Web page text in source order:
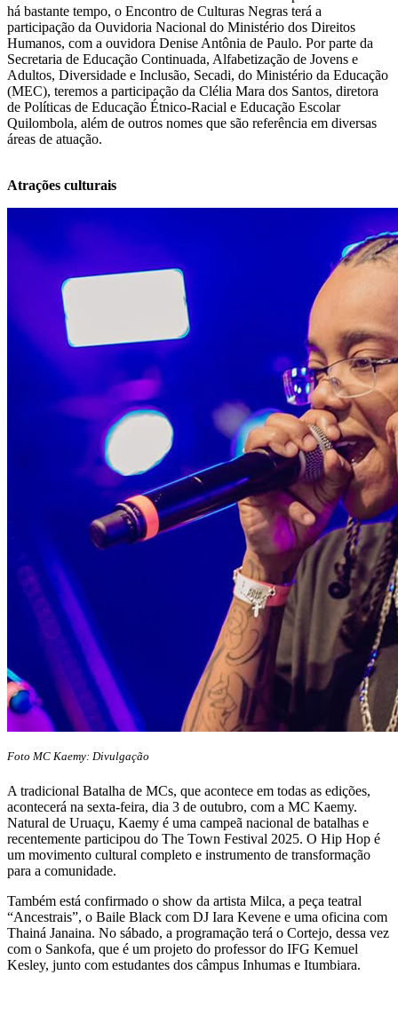
há bastante tempo, o Encontro de Culturas Negras terá a
participação da Ouvidoria Nacional do Ministério dos Direitos
Humanos, com a ouvidora Denise Antônia de Paulo. Por parte da
Secretaria de Educação Continuada, Alfabetização de Jovens e
Adultos, Diversidade e Inclusão, Secadi, do Ministério da Educação
(MEC), teremos a participação da Clélia Mara dos Santos, diretora
de Políticas de Educação Étnico-Racial e Educação Escolar
Quilombola, além de outros nomes que são referência em diversas
áreas de atuação.
Atrações culturais
Foto MC Kaemy: Divulgação
A tradicional Batalha de MCs, que acontece em todas as edições,
acontecerá na sexta-feira, dia 3 de outubro, com a MC Kaemy.
Natural de Uruaçu, Kaemy é uma campeã nacional de batalhas e
recentemente participou do The Town Festival 2025. O Hip Hop é
um movimento cultural completo e instrumento de transformação
para a comunidade.
Também está confirmado o show da artista Milca, a peça teatral
“Ancestrais”, o Baile Black com DJ Iara Kevene e uma oficina com
Thainá Janaina. No sábado, a programação terá o Cortejo, dessa vez
com o Sankofa, que é um projeto do professor do IFG Kemuel
Kesley, junto com estudantes dos câmpus Inhumas e Itumbiara.